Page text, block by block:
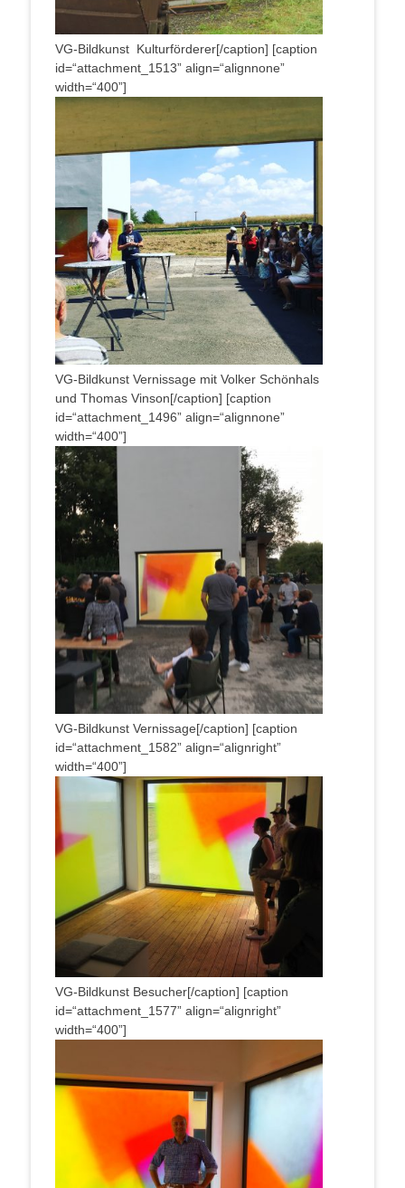
VG-Bild­kunst Kulturförderer[/caption] [cap­ti­on
id=“attachment_1513” align=“alignnone”
width=“400”]
VG-Bild­kunst Ver­nis­sa­ge mit Vol­ker Schön­hals
und Tho­mas Vinson[/caption] [cap­ti­on
id=“attachment_1496” align=“alignnone”
width=“400”]
VG-Bild­kunst Vernissage[/caption] [cap­ti­on
id=“attachment_1582” align=“alignright”
width=“400”]
VG-Bild­kunst Besucher[/caption] [cap­ti­on
id=“attachment_1577” align=“alignright”
width=“400”]